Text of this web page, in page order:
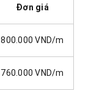
Đơn giá
800.000 VND/m
760.000 VND/m